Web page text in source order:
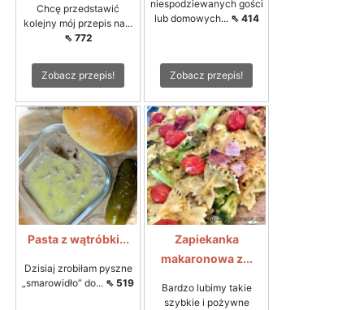
Chcę przedstawić
kolejny mój przepis na...
⇖ 772
Zobacz przepis!
niespodziewanych gości
lub domowych... ⇖ 414
Zobacz przepis!
Pasta z wątróbki...
Dzisiaj zrobiłam pyszne
„smarowidło” do... ⇖ 519
Zapiekanka
makaronowa z...
Bardzo lubimy takie
szybkie i pożywne